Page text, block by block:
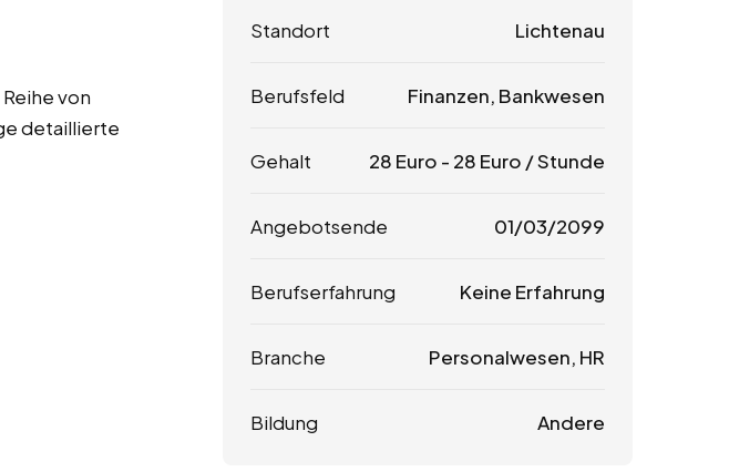
von
detaillierte
Standort Lichtenau
Berufsfeld Finanzen, Bankwesen
Gehalt 28 Euro - 28 Euro / Stunde
Angebotsende 01/03/2099
Berufserfahrung Keine Erfahrung
Branche Personalwesen, HR
Bildung Andere